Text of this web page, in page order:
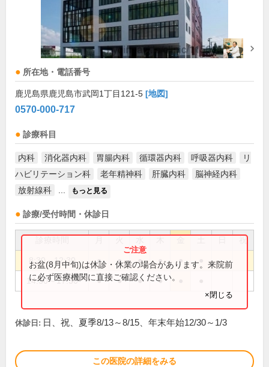
所在地・電話番号
鹿児島県鹿児島市武岡1丁目121-5 [地図]
0570-000-717
診療科目
内科 消化器内科 胃腸内科 循環器内科 呼吸器内科
リ
ハビリテーション科
老年精神科 肝臓内科
脳神経内科
放射線科
もっと見る
診療/受付時間・休診日
祝
8:30～12:30 ● ● ● ● ●
14:30～17:30 ● ● ● ●
お盆(8月中旬)は休診・休業の場合があります。来院前
に必ず医療機関に直接ご確認ください。
×閉じる
休診日: 日、祝、夏季8/13～8/15、年末年始12/30～1/3
この医院の詳細をみる